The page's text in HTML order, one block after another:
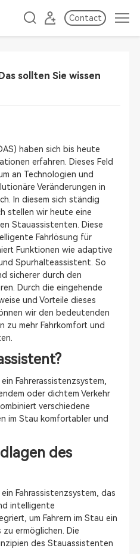
Contact
sollten Sie wissen
haben sich bis heute
erfahren. Dieses Feld
an Technologien und
Veränderungen in
In diesem sich ständig
stellen wir heute eine
Stauassistenten. Diese
Fahrlösung für
Funktionen wie adaptive
Spurhalteassistent. So
sicherer durch den
Durch die eingehende
und Vorteile dieses
wir den bedeutenden
zu mehr Fahrkomfort und
Fahrerassistenzsystem,
oder dichtem Verkehr
verschiedene
im Stau komfortabler und
des
Fahrassistenzsystem, das
intelligente
um Fahrern im Stau ein
ermöglichen. Die
des Stauassistenten